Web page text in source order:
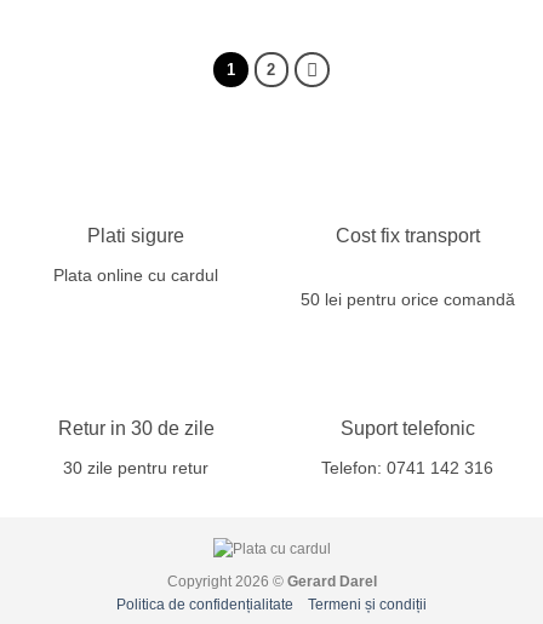
1 2
Plati sigure
Plata online cu cardul
Cost fix transport
50 lei pentru orice comandă
Retur in 30 de zile
30 zile pentru retur
Suport telefonic
Telefon: 0741 142 316
Copyright 2026 © Gerard Darel
Politica de confidențialitate
Termeni și condiții